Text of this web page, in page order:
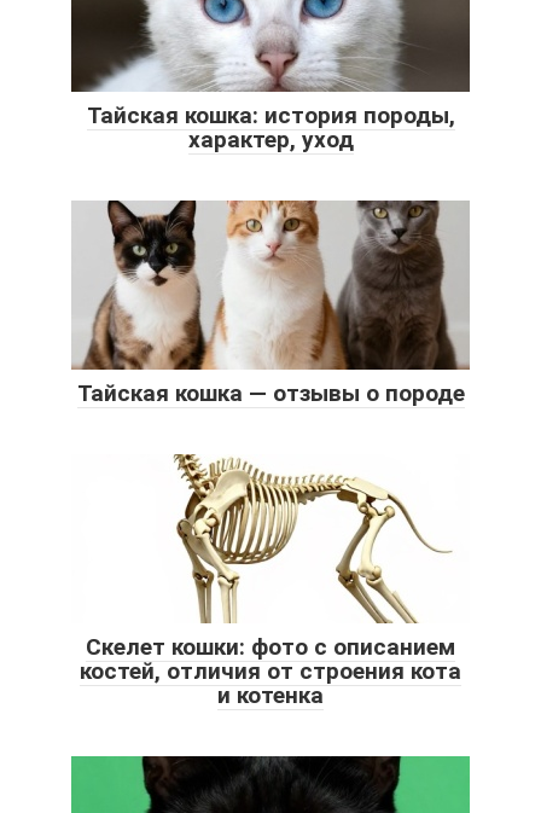
Тайская кошка: история породы,
характер, уход
Тайская кошка — отзывы о породе
Скелет кошки: фото с описанием
костей, отличия от строения кота
и котенка